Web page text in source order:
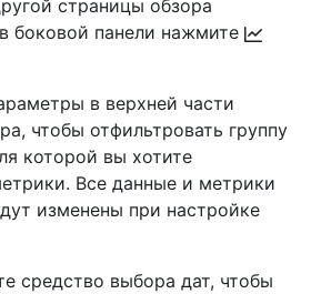
страницы обзора
боковой панели нажмите
в верхней части
чтобы отфильтровать группу
которой вы хотите
Все данные и метрики
изменены при настройке
средство выбора дат, чтобы